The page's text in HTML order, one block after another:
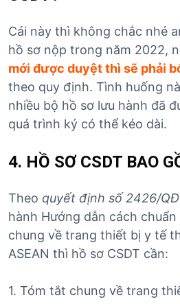
Cái này thì không chắc nhé
hồ sơ nộp trong năm 2022,
mới được duyệt thì sẽ phải
theo quy định. Tình huống
nhiều bộ hồ sơ lưu hành đã
quá trình ký có thể kéo dài.
4. HỒ SƠ CSDT BAO
Theo quyết định số 2426/
hành Hướng dẫn cách
chung về trang thiết bị y tế
ASEAN thì hồ sơ CSDT cần:
1. Tóm tắt chung về trang